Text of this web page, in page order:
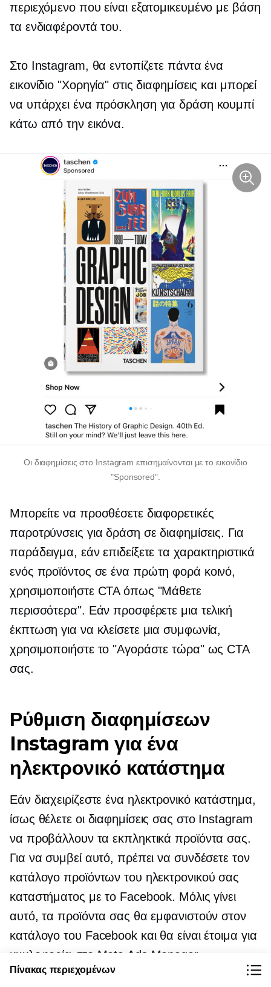
περιεχόμενο που είναι εξατομικευμένο με βάση
τα ενδιαφέροντά του.
Στο Instagram, θα εντοπίζετε πάντα ένα
εικονίδιο "Χορηγία" στις διαφημίσεις και μπορεί
να υπάρχει ένα πρόσκληση για δράση κουμπί
κάτω από την εικόνα.
Οι διαφημίσεις στο Instagram επισημαίνονται με το εικονίδιο
"Sponsored".
Μπορείτε να προσθέσετε διαφορετικές
παροτρύνσεις για δράση σε διαφημίσεις. Για
παράδειγμα, εάν επιδείξετε τα χαρακτηριστικά
ενός προϊόντος σε ένα πρώτη φορά κοινό,
χρησιμοποιήστε CTA όπως "Μάθετε
περισσότερα". Εάν προσφέρετε μια τελική
έκπτωση για να κλείσετε μια συμφωνία,
χρησιμοποιήστε το "Αγοράστε τώρα" ως CTA
σας.
Ρύθμιση διαφημίσεων
Instagram για ένα
ηλεκτρονικό κατάστημα
Εάν διαχειρίζεστε ένα ηλεκτρονικό κατάστημα,
ίσως θέλετε οι διαφημίσεις σας στο Instagram
να προβάλλουν τα εκπληκτικά προϊόντα σας.
Για να συμβεί αυτό, πρέπει να συνδέσετε τον
κατάλογο προϊόντων του ηλεκτρονικού σας
καταστήματος με το Facebook. Μόλις γίνει
αυτό, τα προϊόντα σας θα εμφανιστούν στον
κατάλογο του Facebook και θα είναι έτοιμα για
κυκλοφορία στο Meta Ads Manager.
Πίνακας περιεχομένων